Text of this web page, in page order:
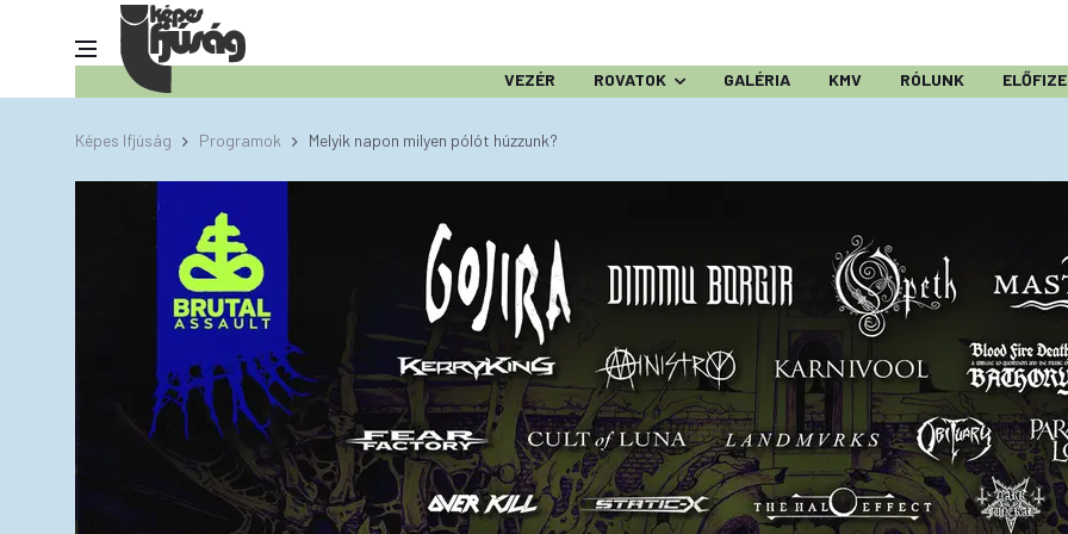
VEZÉR ROVATOK GALÉRIA KMV RÓLUNK
Képes Ifjúság Programok Melyik napon milyen pólót húzzunk?